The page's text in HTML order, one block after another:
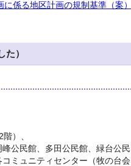
係る地区計画の規制基準（案）
）
）、
公民館、多田公民館、緑台公民
ミュニティセンター（牧の台会